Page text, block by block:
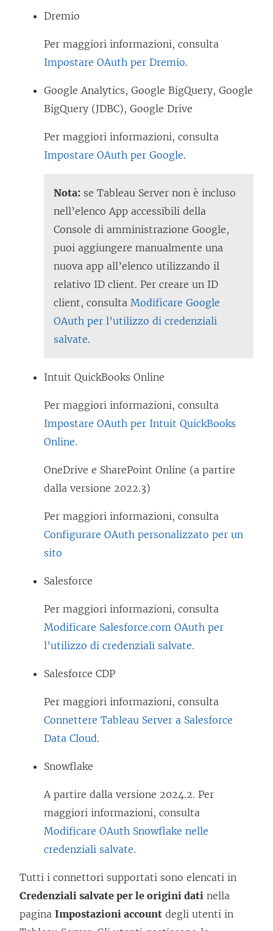
t
o
n
a
u
o
v
a
f
i
n
e
r
n
t
v
i
e
n
t
n
a
u
o
n
e
a
)
Dremio
Per maggiori informazioni, consulta
Impostare OAuth per Dremio.
Google Analytics, Google BigQuery, Google
BigQuery (JDBC), Google Drive
Per maggiori informazioni, consulta
Impostare OAuth per Google.
Nota: se Tableau Server non è incluso
nell’elenco App accessibili della
Console di amministrazione Google,
puoi aggiungere manualmente una
nuova app all’elenco utilizzando il
relativo ID client. Per creare un ID
client, consulta Modificare Google
OAuth per l’utilizzo di credenziali
salvate.
Intuit QuickBooks Online
Per maggiori informazioni, consulta
Impostare OAuth per Intuit QuickBooks
Online.
OneDrive e SharePoint Online (a partire
dalla versione 2022.3)
Per maggiori informazioni, consulta
Configurare OAuth personalizzato per un
sito
Salesforce
Per maggiori informazioni, consulta
Modificare Salesforce.com OAuth per
l’utilizzo di credenziali salvate.
Salesforce CDP
Per maggiori informazioni, consulta
Connettere Tableau Server a Salesforce
Data Cloud.
Snowflake
A partire dalla versione 2024.2. Per
maggiori informazioni, consulta
Modificare OAuth Snowflake nelle
credenziali salvate.
Tutti i connettori supportati sono elencati in
Credenziali salvate per le origini dati nella
pagina Impostazioni account degli utenti in